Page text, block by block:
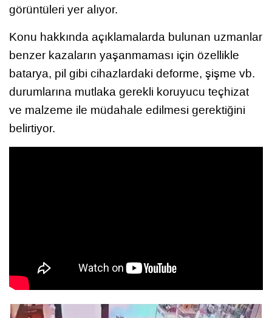
görüntüleri yer alıyor.
Konu hakkında açıklamalarda bulunan uzmanlar
benzer kazaların yaşanmaması için özellikle
batarya, pil gibi cihazlardaki deforme, şişme vb.
durumlarına mutlaka gerekli koruyucu teçhizat
ve malzeme ile müdahale edilmesi gerektiğini
belirtiyor.